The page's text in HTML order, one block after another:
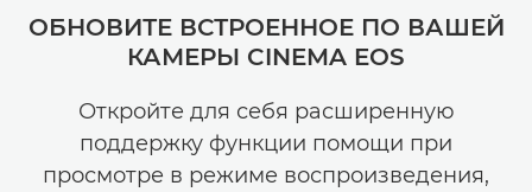
ОБНОВИТЕ ВСТРОЕННОЕ ПО ВАШЕЙ
КАМЕРЫ CINEMA EOS
Откройте для себя расширенную
поддержку функции помощи при
просмотре в режиме воспроизведения,